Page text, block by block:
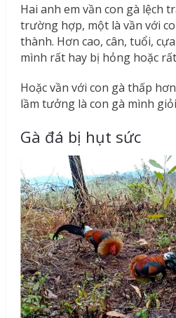
Hai anh em vần con gà lệch
trường hợp, một là vần với
thành. Hơn cao, cân, tuổi,
mình rất hay bị hỏng hoặc
Hoặc vần với con gà thấp
lầm tưởng là con gà mình
Gà đá bị hụt sức